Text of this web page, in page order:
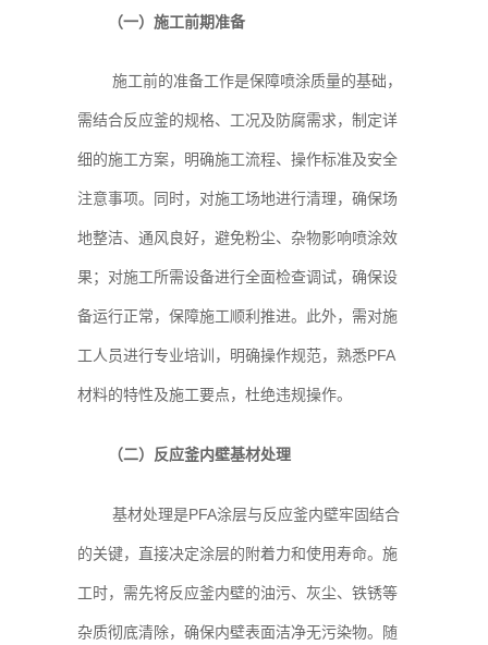
（一）施工前期准备
施工前的准备工作是保障喷涂质量的基础，
需结合反应釜的规格、工况及防腐需求，制定详
细的施工方案，明确施工流程、操作标准及安全
注意事项。同时，对施工场地进行清理，确保场
地整洁、通风良好，避免粉尘、杂物影响喷涂效
果；对施工所需设备进行全面检查调试，确保设
备运行正常，保障施工顺利推进。此外，需对施
工人员进行专业培训，明确操作规范，熟悉PFA
材料的特性及施工要点，杜绝违规操作。
（二）反应釜内壁基材处理
基材处理是PFA涂层与反应釜内壁牢固结合
的关键，直接决定涂层的附着力和使用寿命。施
工时，需先将反应釜内壁的油污、灰尘、铁锈等
杂质彻底清除，确保内壁表面洁净无污染物。随